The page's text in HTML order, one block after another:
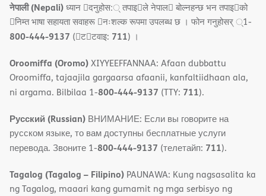
नेपाली (Nepali)ध्यान 􀇑दनुहोस:् तपाइ􀉍ले नेपाल􀈣 बोल्नहन्छ भन तपाइ􀉍को
􀇓निम्त भाषा सहायता सवाहरू 􀇓नःशल्क रूपमा उपलब्ध छ । फोन गनुहोसर् ्1-
800-444-9137 (􀇑ट􀇑टवाइ: 711) ।
Oroomiffa (Oromo)XIYYEEFFANNAA: Afaan dubbattu
Oroomiffa, tajaajila gargaarsa afaanii, kanfaltiidhaan ala,
ni argama. Bilbilaa 1-800-444-9137 (TTY: 711).
Русский (Russian) ВНИМАНИЕ: Если вы говорите на
русском языке, то вам доступны бесплатные услуги
перевода. Звоните 1-800-444-9137 (телетайп: 711).
Tagalog (Tagalog – Filipino) PAUNAWA: Kung nagsasalita ka
ng Tagalog, maaari kang gumamit ng mga serbisyo ng